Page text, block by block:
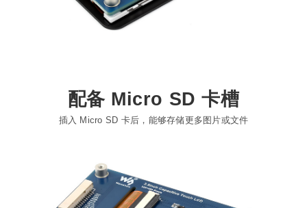
配备 Micro SD 卡槽
插入 Micro SD 卡后，能够存储更多图片或文件